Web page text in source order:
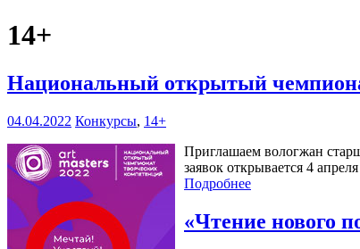
14+
Национальный открытый
04.04.2022 Конкурсы, 14+
Приглашаем вологжан
заявок открывается 4
Подробнее
«Чтение нового